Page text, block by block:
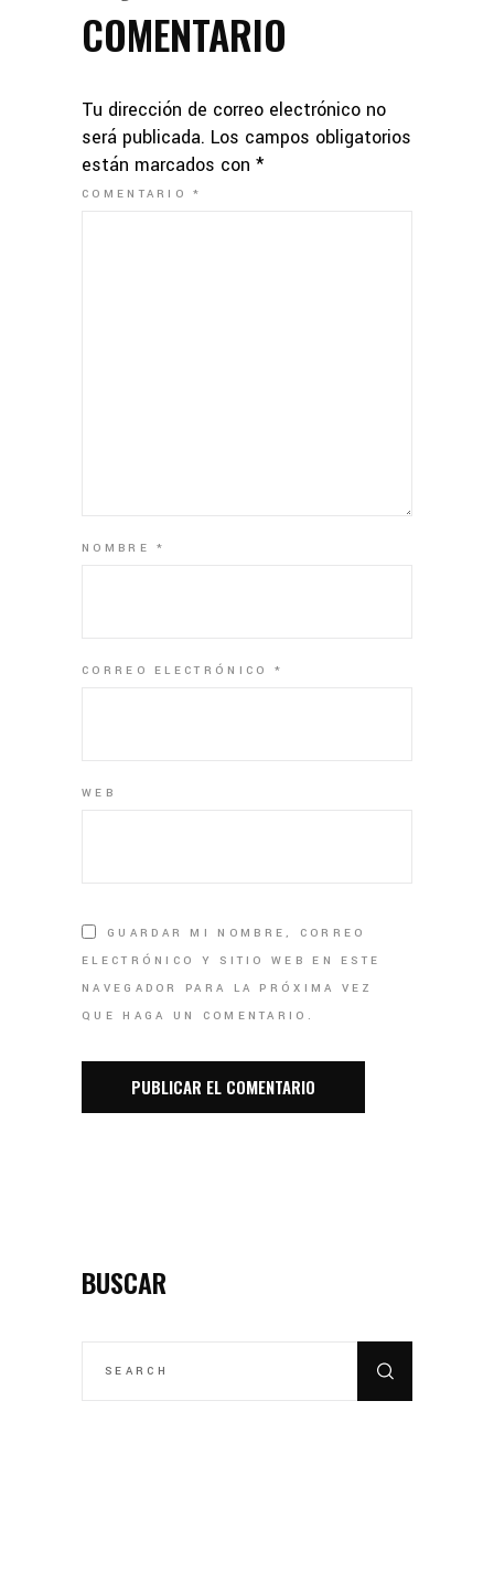
COMENTARIO
Tu dirección de correo electrónico no
será publicada. Los campos obligatorios
están marcados con *
COMENTARIO*
NOMBRE*
CORREO ELECTRÓNICO *
WEB
GUARDAR MI NOMBRE, CORREO
ELECTRÓNICO Y SITIO WEB EN ESTE
NAVEGADOR PARA LA PRÓXIMA VEZ
QUE HAGA UN COMENTARIO.
BUSCAR